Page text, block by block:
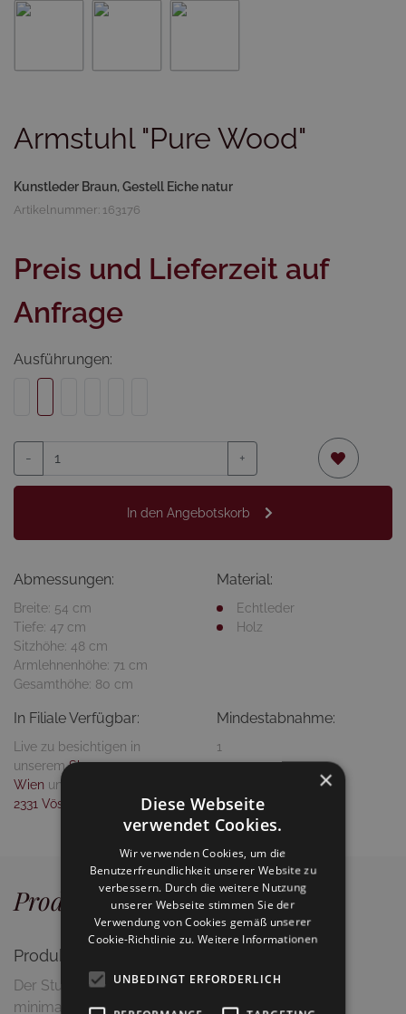
Armstuhl "Pure Wood"
Kunstleder Braun, Gestell Eiche natur
Artikelnummer: 163176
Preis und Lieferzeit auf
Anfrage
Ausführungen:
- +
In den Angebotskorb
Abmessungen:
Breite: 54 cm
Tiefe: 47 cm
Sitzhöhe: 48 cm
Armlehnenhöhe: 71 cm
Gesamthöhe: 80 cm
Material:
Echtleder
Holz
In Filiale Verfügbar:
Live zu besichtigen in
unseremShowroom 1040
Wien und/oder
2331 Vösendorf
Mindestabnahme:
1
Produktdetails
Produktbeschreibung
Der Stuhl "Pure Wood" überzeugt mit einem
minimalistischen, modernen Design und zeitloser
×
Diese Webseite
verwendet Cookies.
Wir verwenden Cookies, um die
Benutzerfreundlichkeit unserer Website zu
verbessern. Durch die weitere Nutzung
unserer Webseite stimmen Sie der
Verwendung von Cookies gemäß unserer
Cookie-Richtlinie zu.Weitere Informationen
UNBEDINGT ERFORDERLICH